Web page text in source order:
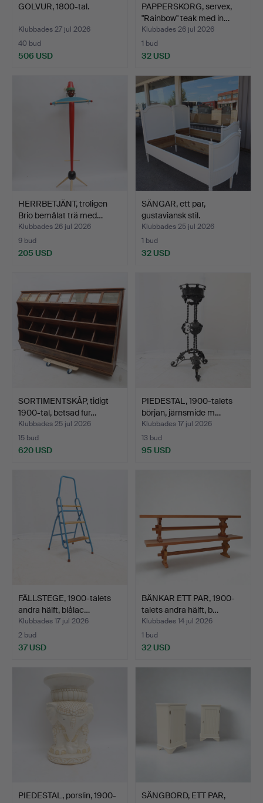
GOLVUR, 1800-tal.
Klubbades 27 jul 2026
40 bud
506 USD
PAPPERSKORG, servex,
"Rainbow" teak med in…
Klubbades 26 jul 2026
1 bud
32 USD
HERRBETJÄNT, troligen
Brio bemålat trä med…
Klubbades 26 jul 2026
9 bud
205 USD
SÄNGAR, ett par,
gustaviansk stil.
Klubbades 25 jul 2026
1 bud
32 USD
SORTIMENTSKÅP, tidigt
1900-tal, betsad fur…
Klubbades 25 jul 2026
15 bud
620 USD
PIEDESTAL, 1900-talets
början, järnsmide m…
Klubbades 17 jul 2026
13 bud
95 USD
FÄLLSTEGE, 1900-talets
andra hälft, blålac…
Klubbades 17 jul 2026
2 bud
37 USD
BÄNKAR ETT PAR, 1900-
talets andra hälft, b…
Klubbades 14 jul 2026
1 bud
32 USD
PIEDESTAL, porslin, 1900-
SÄNGBORD, ETT PAR,